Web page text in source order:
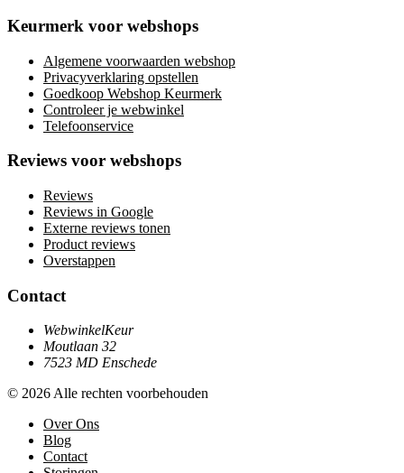
Keurmerk voor webshops
Algemene voorwaarden webshop
Privacyverklaring opstellen
Goedkoop Webshop Keurmerk
Controleer je webwinkel
Telefoonservice
Reviews voor webshops
Reviews
Reviews in Google
Externe reviews tonen
Product reviews
Overstappen
Contact
WebwinkelKeur
Moutlaan 32
7523 MD Enschede
© 2026 Alle rechten voorbehouden
Over Ons
Blog
Contact